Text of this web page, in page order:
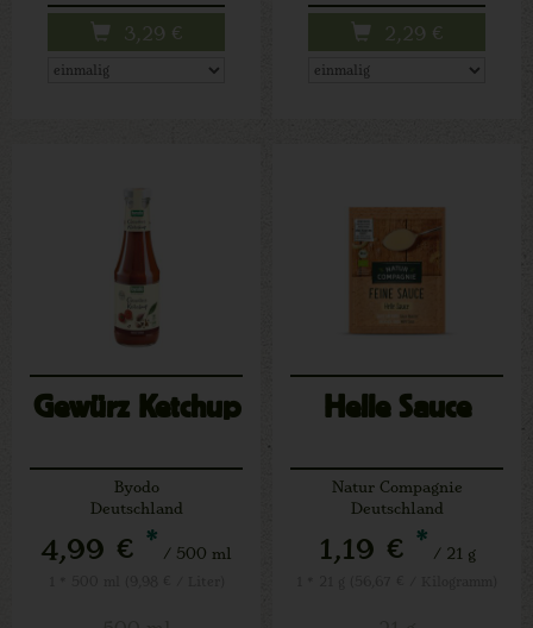
3,29 € 2,29 €
Gewürz Ketchup
Byodo
Deutschland
4,99 € * / 500 ml
Helle Sauce
Natur Compagnie
Deutschland
1,19 € * / 21 g